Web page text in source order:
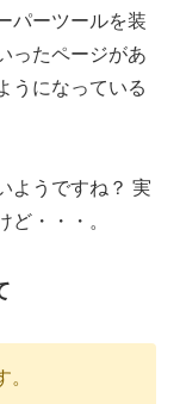
パーツールを装
ったページがあ
うになっている
ようですね？ 実
ど・・・。